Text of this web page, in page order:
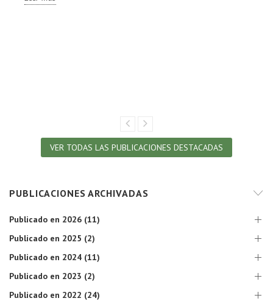
VER TODAS LAS PUBLICACIONES DESTACADAS
PUBLICACIONES ARCHIVADAS
Publicado en 2026 (11)
Publicado en 2025 (2)
Publicado en 2024 (11)
Publicado en 2023 (2)
Publicado en 2022 (24)